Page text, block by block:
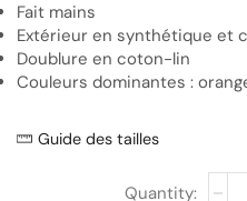
Fait mains
Extérieur en synthétique et
Doublure en coton-lin
Couleurs dominantes :
Guide des tailles